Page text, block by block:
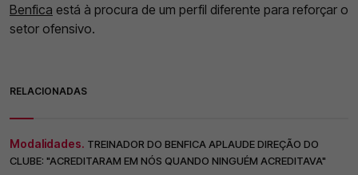
Benfica está à procura de um perfil diferente para reforçar o
setor ofensivo.
RELACIONADAS
Modalidades. TREINADOR DO BENFICA APLAUDE DIREÇÃO DO
CLUBE: "ACREDITARAM EM NÓS QUANDO NINGUÉM ACREDITAVA"